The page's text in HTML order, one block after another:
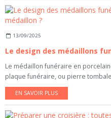
13/09/2025
Le médaillon funéraire en
plaque funéraire, ou pierre
EN SAVOIR PLUS